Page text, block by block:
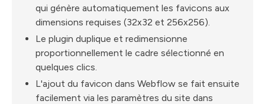
qui génère automatiquement les favicons aux
dimensions requises (32x32 et 256x256).
Le plugin duplique et redimensionne
proportionnellement le cadre sélectionné en
quelques clics.
L'ajout du favicon dans Webflow se fait ensuite
facilement via les paramètres du site dans